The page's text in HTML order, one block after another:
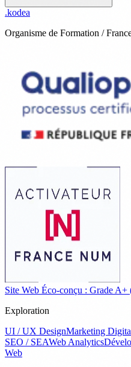
.kodea
Organisme de Formation /
Site Web Éco-conçu : Grade A+
Exploration
UI / UX DesignMarketing
SEO / SEAWeb Analytics
Web